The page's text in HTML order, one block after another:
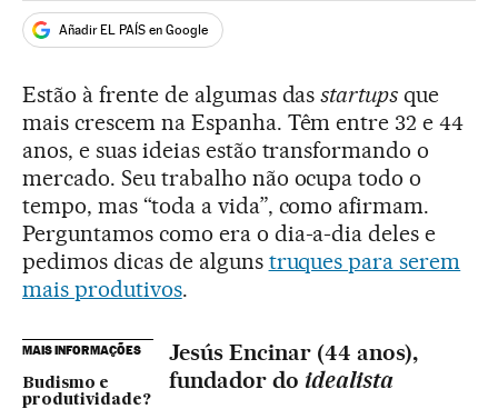
Añadir EL PAÍS en Google
Estão à frente de algumas dasstartups que
mais crescem na Espanha. Têm entre 32 e 44
anos, e suas ideias estão transformando o
mercado. Seu trabalho não ocupa todo o
tempo, mas “toda a vida”, como afirmam.
Perguntamos como era o dia-a-dia deles e
pedimos dicas de alguns truques para serem
mais produtivos.
MAIS INFORMAÇÕES
Budismo e
produtividade?
Jesús Encinar (44 anos),
fundador do idealista